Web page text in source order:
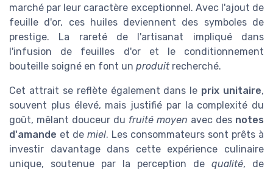
marché par leur caractère exceptionnel. Avec l'ajout de
feuille d'or, ces huiles deviennent des symboles de
prestige. La rareté de l'artisanat impliqué dans
l'infusion de feuilles d'or et le conditionnement
bouteille soigné en font un produitrecherché.
Cet attrait se reflète également dans le prix unitaire,
souvent plus élevé, mais justifié par la complexité du
goût, mêlant douceur du fruité moyen avec des notes
d'amande et de miel. Les consommateurs sont prêts à
investir davantage dans cette expérience culinaire
unique, soutenue par la perception de qualité, de